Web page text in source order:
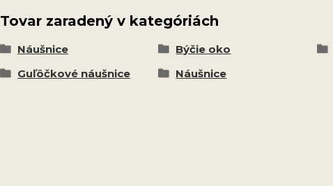
Tovar zaradený v kategóriách
Náušnice Býčie oko
Guľôčkové náušnice
Náušnice